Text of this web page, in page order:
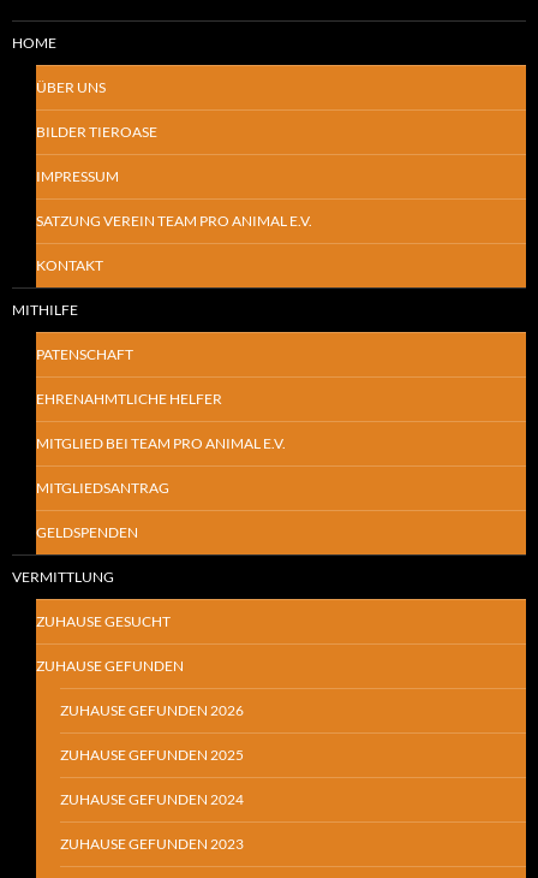
HOME
ÜBER UNS
BILDER TIEROASE
IMPRESSUM
SATZUNG VEREIN TEAM PRO ANIMAL E.V.
KONTAKT
MITHILFE
PATENSCHAFT
EHRENAHMTLICHE HELFER
MITGLIED BEI TEAM PRO ANIMAL E.V.
MITGLIEDSANTRAG
GELDSPENDEN
VERMITTLUNG
ZUHAUSE GESUCHT
ZUHAUSE GEFUNDEN
ZUHAUSE GEFUNDEN 2026
ZUHAUSE GEFUNDEN 2025
ZUHAUSE GEFUNDEN 2024
ZUHAUSE GEFUNDEN 2023